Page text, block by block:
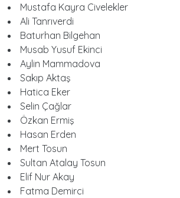
Mustafa Kayra Civelekler
Ali Tanrıverdi
Baturhan Bilgehan
Musab Yusuf Ekinci
Aylin Mammadova
Sakıp Aktaş
Hatica Eker
Selin Çağlar
Özkan Ermiş
Hasan Erden
Mert Tosun
Sultan Atalay Tosun
Elif Nur Akay
Fatma Demirci